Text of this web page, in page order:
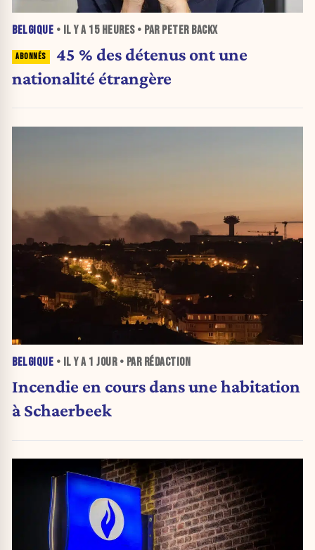
BELGIQUE • IL Y A 15 HEURES• PAR PETER BACKX
45 % des détenus ont une
nationalité étrangère
BELGIQUE • IL Y A 1 JOUR• PAR RÉDACTION
Incendie en cours dans une habitation
à Schaerbeek